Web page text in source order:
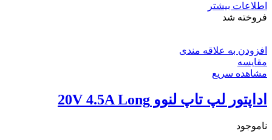
اطلاعات بیشتر
فروخته شد
افزودن به علاقه مندی
مقایسه
مشاهده سریع
اداپتور لپ تاپ لنوو 20V 4.5A Long
ناموجود